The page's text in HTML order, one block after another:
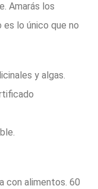
Amarás los
lo único que no
y algas.
con alimentos. 60